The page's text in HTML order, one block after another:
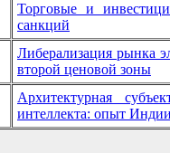
Торговые и
санкций
Либерализация рынка
второй ценовой зоны
Архитектурная
интеллекта: опыт